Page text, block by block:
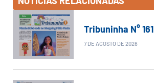
Tribuninha N° 161
7 DE AGOSTO DE 2026